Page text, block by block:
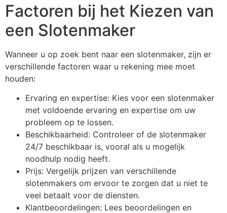
Factoren bij het Kiezen van
een Slotenmaker
Wanneer u op zoek bent naar een slotenmaker, zijn er
verschillende factoren waar u rekening mee moet
houden:
Ervaring en expertise: Kies voor een slotenmaker
met voldoende ervaring en expertise om uw
probleem op te lossen.
Beschikbaarheid: Controleer of de slotenmaker
24/7 beschikbaar is, vooral als u mogelijk
noodhulp nodig heeft.
Prijs: Vergelijk prijzen van verschillende
slotenmakers om ervoor te zorgen dat u niet te
veel betaalt voor de diensten.
Klantbeoordelingen: Lees beoordelingen en